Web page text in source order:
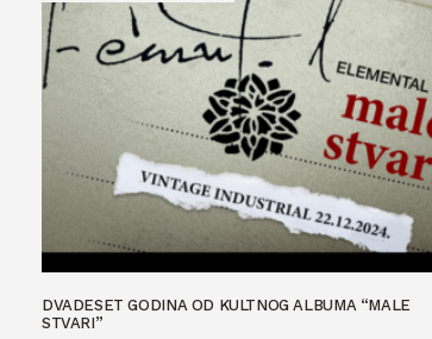
DVADESET GODINA OD KULTNOG ALBUMA “MALE
STVARI”